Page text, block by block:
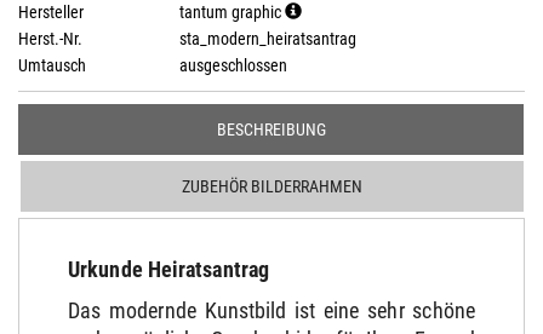
Hersteller
tantum graphic
Herst.-Nr.
sta_modern_heiratsantrag
Umtausch
ausgeschlossen
BESCHREIBUNG
ZUBEHÖR BILDERRAHMEN
Urkunde Heiratsantrag
Das modernde Kunstbild ist eine sehr schöne